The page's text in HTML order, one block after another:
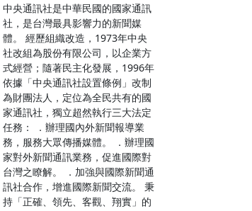
中央通訊社是中華民國的國家通訊
社，是台灣最具影響力的新聞媒
體。 經歷組織改造，1973年中央
社改組為股份有限公司，以企業方
式經營；隨著民主化發展，1996年
依據「中央通訊社設置條例」改制
為財團法人，定位為全民共有的國
家通訊社，獨立超然執行三大法定
任務： ．辦理國內外新聞報導業
務，服務大眾傳播媒體。 ．辦理國
家對外新聞通訊業務，促進國際對
台灣之瞭解。 ．加強與國際新聞通
訊社合作，增進國際新聞交流。 秉
持「正確、領先、客觀、翔實」的